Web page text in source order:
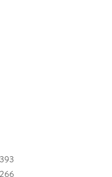
1. Auch «Burning
wurden mittlerweile
und TikTok ist
393
266